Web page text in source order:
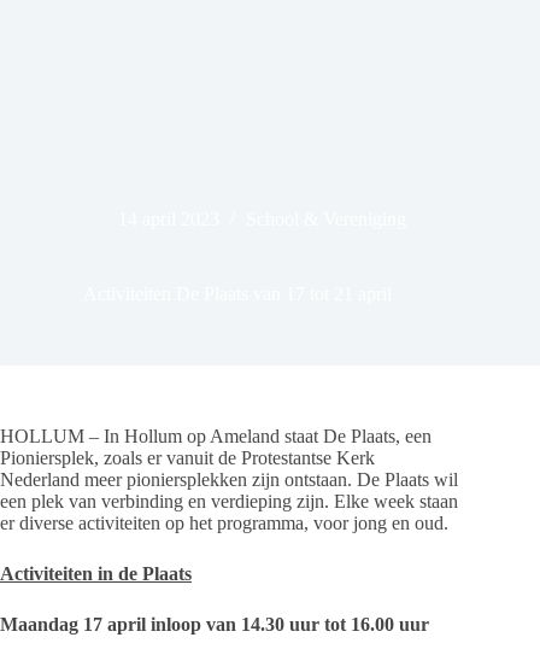
HOLLUM – In Hollum op Ameland staat De Plaats, een
Pioniersplek, zoals er vanuit de Protestantse Kerk
Nederland meer pioniersplekken zijn ontstaan. De Plaats wil
een plek van verbinding en verdieping zijn. Elke week staan
er diverse activiteiten op het programma, voor jong en oud.
Activiteiten in de Plaats
Maandag 17 april inloop van 14.30 uur tot 16.00 uur